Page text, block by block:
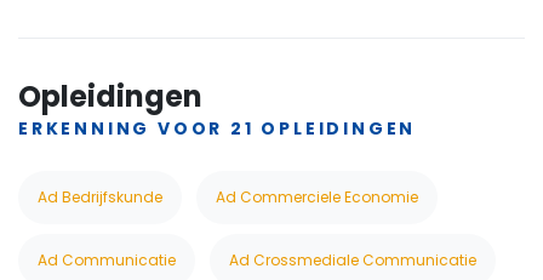
Opleidingen
ERKENNING VOOR 21 OPLEIDINGEN
Ad Bedrijfskunde Ad Commerciele Economie
Ad Communicatie Ad Crossmediale Communicatie